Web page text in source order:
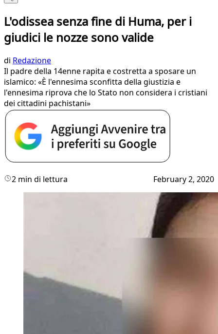
L'odissea senza fine di Huma, per i
giudici le nozze sono valide
di Redazione
Il padre della 14enne rapita e costretta a sposare un
islamico: «È l'ennesima sconfitta della giustizia e
l'ennesima riprova che lo Stato non considera i cristiani
dei cittadini pachistani»
2 min di lettura February 2, 2020